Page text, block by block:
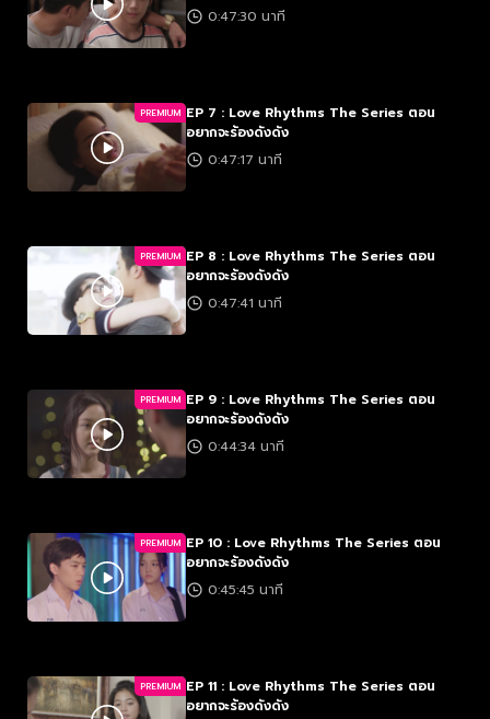
0:47:30 นาที
PREMIUM EP 7 : Love Rhythms The Series ตอน
อยากจะร้องดังดัง
0:47:17 นาที
PREMIUM EP 8 : Love Rhythms The Series ตอน
อยากจะร้องดังดัง
0:47:41 นาที
PREMIUM EP 9 : Love Rhythms The Series ตอน
อยากจะร้องดังดัง
0:44:34 นาที
PREMIUM EP 10 : Love Rhythms The Series ตอน
อยากจะร้องดังดัง
0:45:45 นาที
PREMIUM EP 11 : Love Rhythms The Series ตอน
อยากจะร้องดังดัง